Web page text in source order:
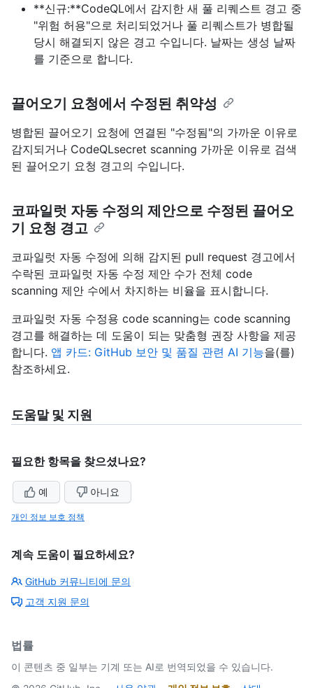
**신규:**CodeQL에서 감지한 새 풀 리퀘스트 경고 중
"위험 허용"으로 처리되었거나 풀 리퀘스트가 병합될
당시 해결되지 않은 경고 수입니다. 날짜는 생성 날짜
를 기준으로 합니다.
끌어오기 요청에서 수정된 취약성
병합된 끌어오기 요청에 연결된 "수정됨"의 가까운 이유로
감지되거나 CodeQLsecret scanning 가까운 이유로 검색
된 끌어오기 요청 경고의 수입니다.
코파일럿 자동 수정의 제안으로 수정된 끌어오
기 요청 경고
코파일럿 자동 수정에 의해 감지된 pull request 경고에서
수락된 코파일럿 자동 수정 제안 수가 전체 code
scanning 제안 수에서 차지하는 비율을 표시합니다.
코파일럿 자동 수정용 code scanning는 code scanning
경고를 해결하는 데 도움이 되는 맞춤형 권장 사항을 제공
합니다. 앱 카드: GitHub 보안 및 품질 관련 AI 기능을(를)
참조하세요.
도움말 및 지원
필요한 항목을 찾으셨나요?
예 아니요
개인 정보 보호 정책
계속 도움이 필요하세요?
GitHub 커뮤니티에 문의
고객 지원 문의
법률
이 콘텐츠 중 일부는 기계 또는 AI로 번역되었을 수 있습니다.